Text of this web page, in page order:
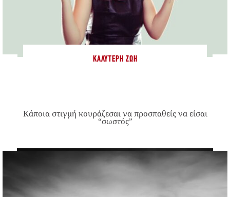
ΚΑΛΎΤΕΡΗ ΖΩΉ
Κάποια στιγμή κουράζεσαι να προσπαθείς να είσαι
“σωστός”